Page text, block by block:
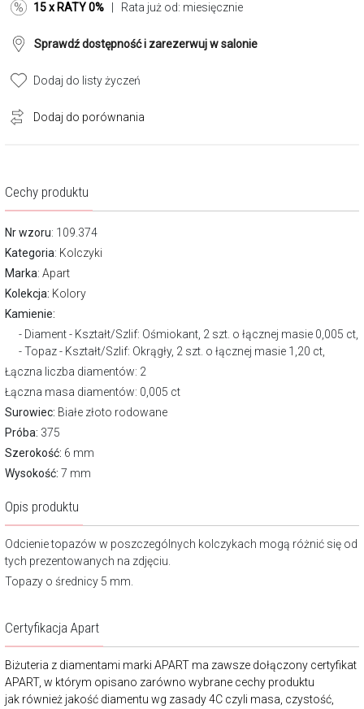
15 x RATY 0% | Rata już od: miesięcznie
Sprawdź dostępność i zarezerwuj w salonie
Dodaj do listy życzeń
Dodaj do porównania
Cechy produktu
Nr wzoru: 109.374
Kategoria: Kolczyki
Marka: Apart
Kolekcja: Kolory
Kamienie:
Diament - Kształt/Szlif: Ośmiokant, 2 szt. o łącznej masie 0,005 ct,
Topaz - Kształt/Szlif: Okrągły, 2 szt. o łącznej masie 1,20 ct,
Łączna liczba diamentów: 2
Łączna masa diamentów: 0,005 ct
Surowiec: Białe złoto rodowane
Próba: 375
Szerokość: 6 mm
Wysokość: 7 mm
Opis produktu
Odcienie topazów w poszczególnych kolczykach mogą różnić się od
tych prezentowanych na zdjęciu.
Topazy o średnicy 5 mm.
Certyfikacja Apart
Biżuteria z diamentami marki APART ma zawsze dołączony certyfikat
APART, w którym opisano zarówno wybrane cechy produktu
jak również jakość diamentu wg zasady 4C czyli masa, czystość,